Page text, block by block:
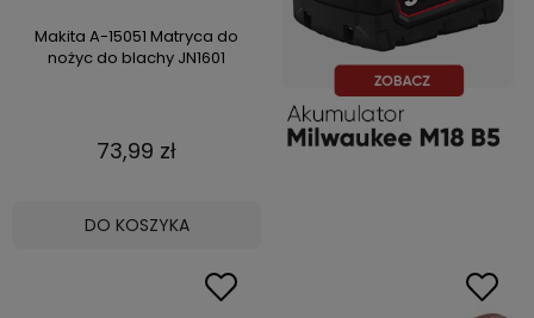
Makita A-15051 Matryca do
nożyc do blachy JN1601
73,99 zł
DO KOSZYKA